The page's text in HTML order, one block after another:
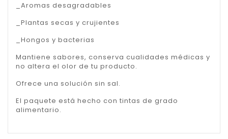
_Aromas desagradables
_Plantas secas y crujientes
_Hongos y bacterias
Mantiene sabores, conserva cualidades médicas y
no altera el olor de tu producto.
Ofrece una solución sin sal.
El paquete está hecho con tintas de grado
alimentario.